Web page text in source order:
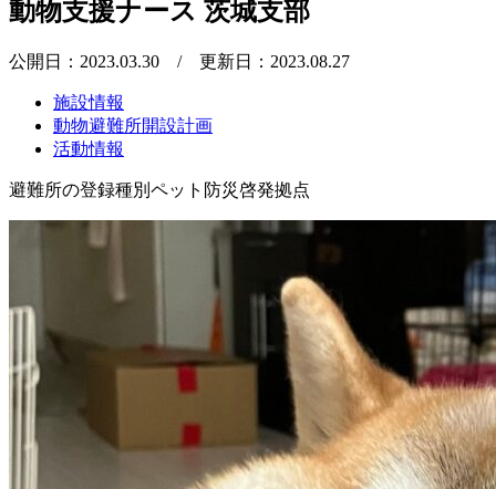
動物支援ナース 茨城支部
公開日：2023.03.30 / 更新日：2023.08.27
施設情報
動物避難所開設計画
活動情報
避難所の登録種別 ペット防災啓発拠点